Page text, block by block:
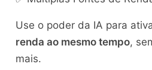
Use o poder da IA para
renda ao mesmo tempo,
mais.